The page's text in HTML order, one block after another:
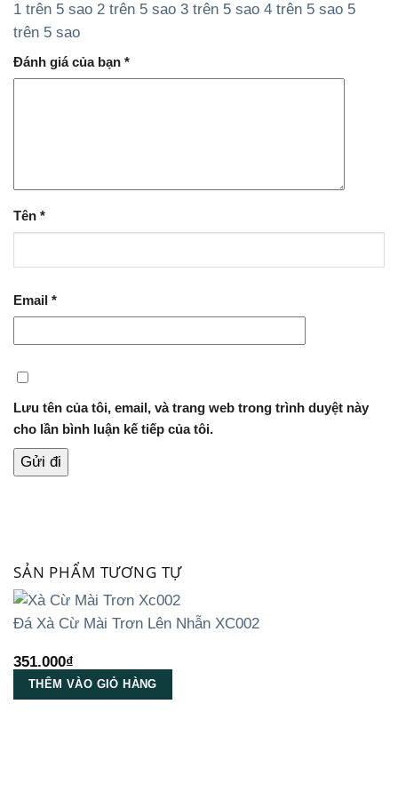
1 trên 5 sao 2 trên 5 sao 3 trên 5 sao 4 trên 5 sao 5
trên 5 sao
Đánh giá của bạn *
Tên *
Email *
Lưu tên của tôi, email, và trang web trong trình duyệt này
cho lần bình luận kế tiếp của tôi.
SẢN PHẨM TƯƠNG TỰ
Đá Xà Cừ Mài Trơn Lên Nhẫn XC002
351.000₫
THÊM VÀO GIỎ HÀNG